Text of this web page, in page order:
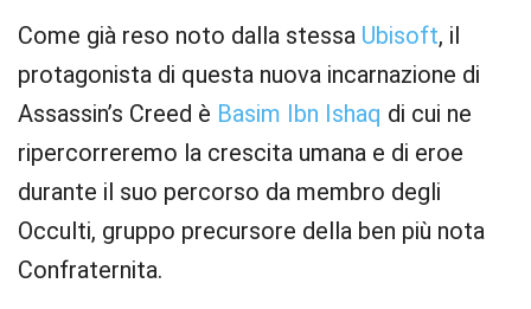
Come già reso noto dalla stessa Ubisoft, il
protagonista di questa nuova incarnazione di
Assassin’s Creed è Basim Ibn Ishaq di cui ne
ripercorreremo la crescita umana e di eroe
durante il suo percorso da membro degli
Occulti, gruppo precursore della ben più nota
Confraternita.